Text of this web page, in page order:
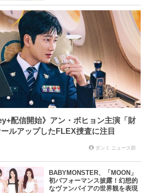
配信開始》アン・ボヒョン主演「財
ルアップしたFLEX捜査に注目
ダンミ ニュース部
BABYMONSTER、「MOON」
初パフォーマンス披露！幻想的
なヴァンパイアの世界観を表現